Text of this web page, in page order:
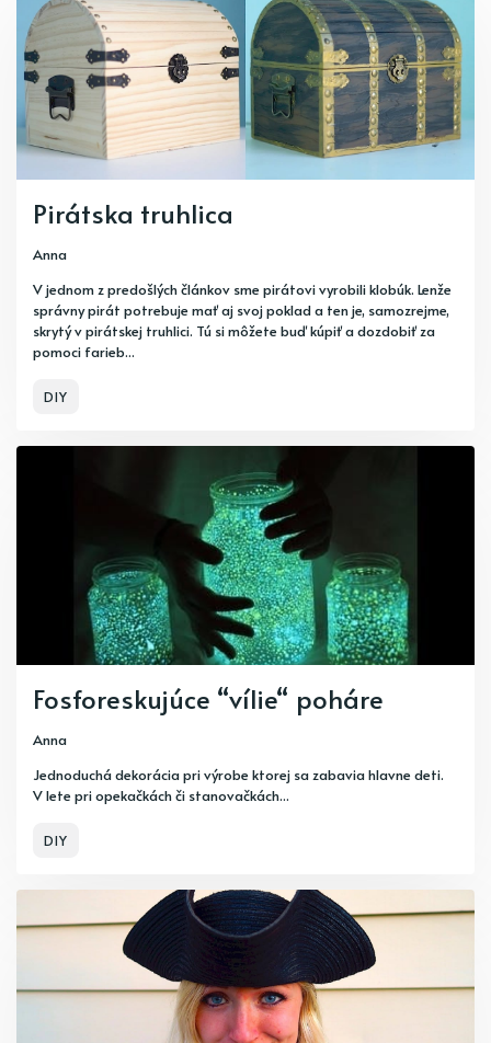
Pirátska truhlica
Anna
V jednom z predošlých článkov sme pirátovi vyrobili klobúk. Lenže
správny pirát potrebuje mať aj svoj poklad a ten je, samozrejme,
skrytý v pirátskej truhlici. Tú si môžete buď kúpiť a dozdobiť za
pomoci farieb...
DIY
Fosforeskujúce “vílie“ poháre
Anna
Jednoduchá dekorácia pri výrobe ktorej sa zabavia hlavne deti.
V lete pri opekačkách či stanovačkách...
DIY